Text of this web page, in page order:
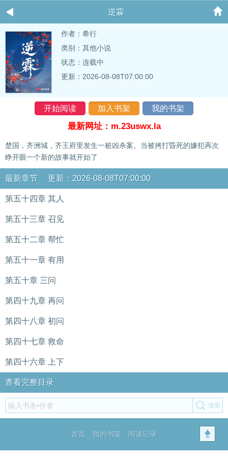
逆霖
作者： 希行
类别：其他小说
状态：连载中
更新：2026-08-08T07:00:00
开始阅读 加入书架 我的书架
最新网址：m.23uswx.la
楚国，齐洲城，齐王府里发生一桩凶杀案。当被拷打昏死的嫌犯再次
睁开眼一个新的故事就开始了
最新章节 更新：2026-08-08T07:00:00
第五十四章 其人
第五十三章 召见
第五十二章 帮忙
第五十一章 有用
第五十章 三问
第四十九章 再问
第四十八章 初问
第四十七章 救命
第四十六章 上下
查看完整目录
首页 我的书架 阅读记录